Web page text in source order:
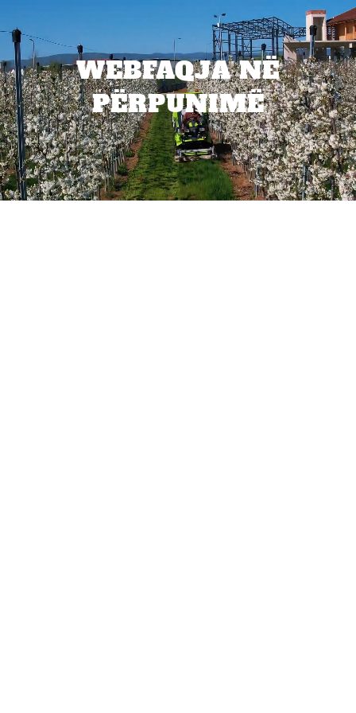
WEBFAQJA NË
PËRPUNIMË